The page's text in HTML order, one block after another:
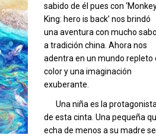
sabido de él pues con
King: hero is back’ nos brindó
una aventura con mucho
a tradición china. Ahora nos
adentra en un mundo repleto
color y una imaginación
exuberante.
Una niña es la
de esta cinta. Una pequeña
echa de menos a su madre se